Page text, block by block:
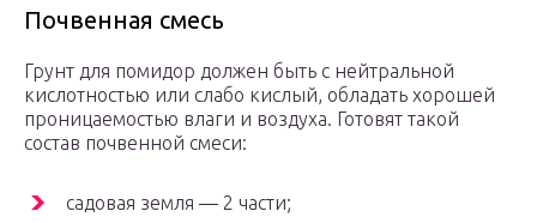
Почвенная смесь
Грунт для помидор должен быть с нейтральной
кислотностью или слабо кислый, обладать хорошей
проницаемостью влаги и воздуха. Готовят такой
состав почвенной смеси:
садовая земля — 2 части;